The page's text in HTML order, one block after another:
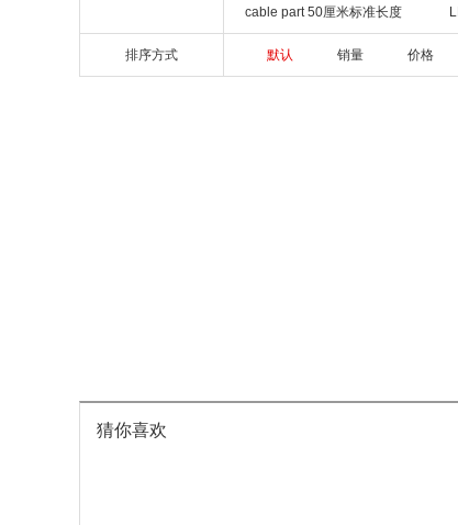
cable part 50厘米标准长度
排序方式 默认 销量 价格
猜你喜欢